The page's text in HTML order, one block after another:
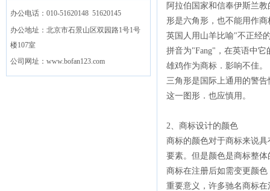
办公电话：010-51620148 51620145
办公地址：北京市石景山区双园路1号1号
楼107室
公司网址：www.bofan123.com
阿拉伯国家和信奉伊斯兰
形是六角形，也不能用作商
英国人用山羊比喻"不正经
拼音为"Fang"，在英语中
雄鸡作为商标．影响不佳。
三角形是国际上通用的警
这一图形．也应慎用。
2、商标设计的颜色
商标的颜色对于商标来说
要素。但是颜色是商标整
商标在注册后如需变更颜
重要意义，许多驰名商标